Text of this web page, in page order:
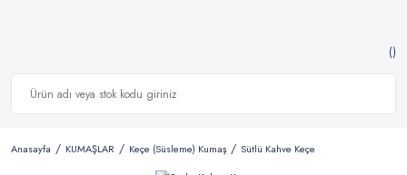
Anasayfa KUMAŞLAR Keçe (Süsleme) Kumaş Sütlü Kahve Keçe